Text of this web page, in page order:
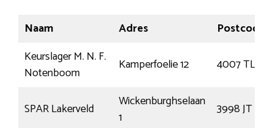
Naam Adres
Postcode
Keurslager M. N. F.
Notenboom
Kamperfoelie 12 4007 TL
SPAR Lakerveld
Wickenburghselaan
1
3998 JT